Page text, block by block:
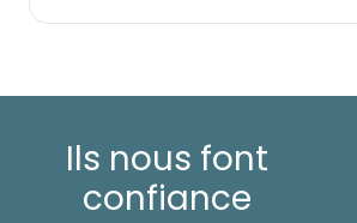
Ils nous font
confiance